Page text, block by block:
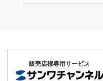
販売店様専用サービス